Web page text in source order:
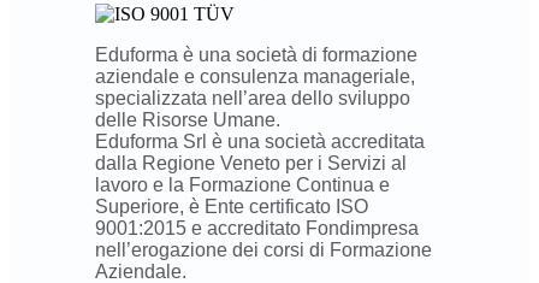
Eduforma è una società di formazione
aziendale e consulenza manageriale,
specializzata nell’area dello sviluppo
delle Risorse Umane.
Eduforma Srl è una società accreditata
dalla Regione Veneto per i Servizi al
lavoro e la Formazione Continua e
Superiore, è Ente certificato ISO
9001:2015 e accreditato Fondimpresa
nell’erogazione dei corsi di Formazione
Aziendale.